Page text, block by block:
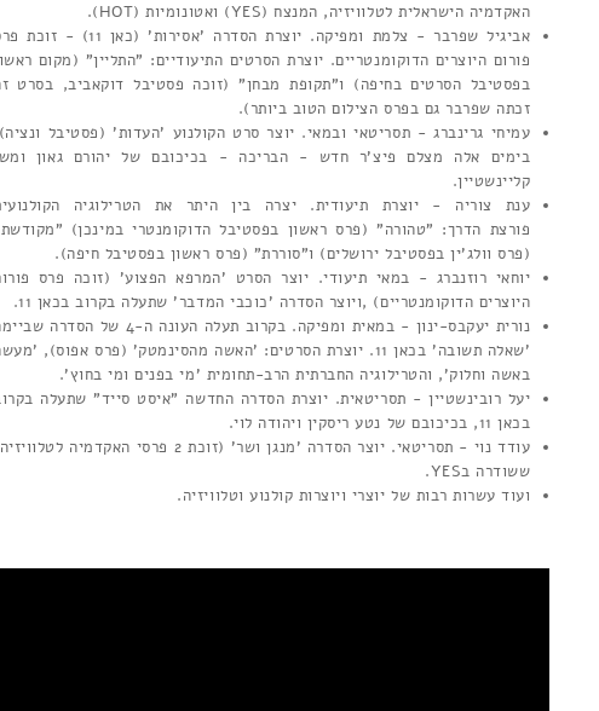
האקדמיה הישראלית לטלוויזיה, המנצח (YES) ואטונומיות (HOT).
אביגיל שפרבר - צלמת ומפיקה. יוצרת הסדרה 'אסירות' (כאן 11) -
פורום היוצרים הדוקומנטריים. יוצרת הסרטים התיעודיים: "התליין" (מקום
בפסטיבל הסרטים בחיפה) ו"תקופת מבחן" (זוכה פסטיבל דוקאביב, בסרט
זכתה שפרבר גם בפרס הצילום הטוב ביותר).
עמיחי גרינברג - תסריטאי ובמאי. יוצר סרט הקולנוע 'העדות' (פסטיבל
בימים אלה מצלם פיצ'ר חדש - הבריכה - בכיכובם של יהורם גאון
קליינשטיין.
ענת צוריה - יוצרת תיעודית. יצרה בין היתר את הטרילוגיה
פורצת הדרך: "טהורה" (פרס ראשון בפסטיבל הדוקומנטרי במינכן)
(פרס וולג'ין בפסטיבל ירושלים) ו"סוררת" (פרס ראשון בפסטיבל חיפה).
יוחאי רוזנברג - במאי תיעודי. יוצר הסרט 'המרפא הפצוע' (זוכה פרס
היוצרים הדוקומנטריים) ,ויוצר הסדרה 'כוכבי המדבר' שתעלה בקרוב בכאן 11.
נורית יעקבס-ינון - במאית ומפיקה. בקרוב תעלה העונה ה-4 של הסדרה
'שאלה תשובה' בכאן 11. יוצרת הסרטים: 'האשה מהסינמטק' (פרס אפוס),
באשה וחלוק', והטרילוגיה החברתית הרב-תחומית 'מי בפנים ומי בחוץ'.
יעל רובינשטיין - תסריטאית. יוצרת הסדרה החדשה "איסט סייד" שתעלה
בכאן 11, בכיכובם של נטע ריסקין ויהודה לוי.
עודד נוי - תסריטאי. יוצר הסדרה 'מנגן ושר' (זוכת 2 פרסי האקדמיה
ששודרה בYES.
ועוד עשרות רבות של יוצרי ויוצרות קולנוע וטלוויזיה.